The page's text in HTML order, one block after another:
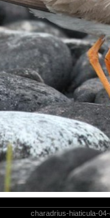
charadrius-hiaticula-